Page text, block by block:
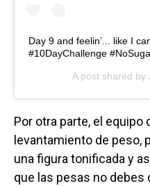
Day 9 and feelin’... like I
#10DayChallenge
A post shared by
Por otra parte, el
levantamiento de peso,
una figura tonificada y
que las pesas no debes